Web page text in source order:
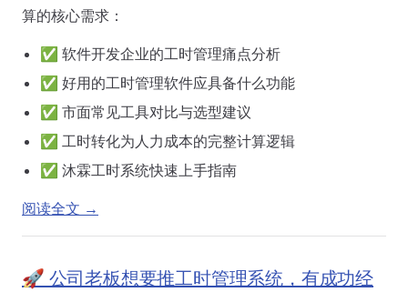
算的核心需求：
✅ 软件开发企业的工时管理痛点分析
✅ 好用的工时管理软件应具备什么功能
✅ 市面常见工具对比与选型建议
✅ 工时转化为人力成本的完整计算逻辑
✅ 沐霖工时系统快速上手指南
阅读全文 →
🚀 公司老板想要推工时管理系统，有成功经